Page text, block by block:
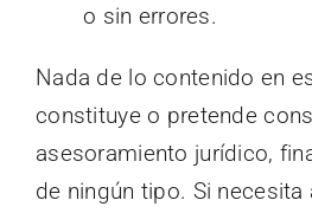
o sin errores.
Nada de lo contenido en
constituye o pretende
asesoramiento jurídico,
de ningún tipo. Si